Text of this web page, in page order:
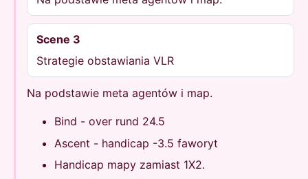
Scene 3
Strategie obstawiania VLR
Na podstawie meta agentów i map.
Bind - over rund 24.5
Ascent - handicap -3.5 faworyt
Handicap mapy zamiast 1X2.